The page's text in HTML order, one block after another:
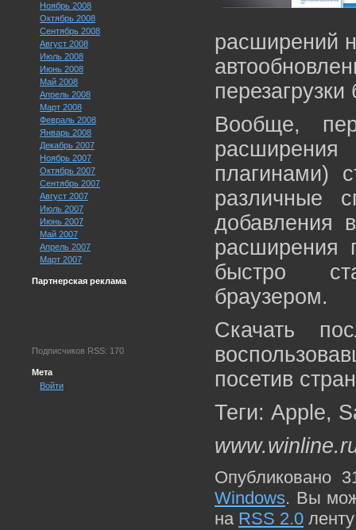
Ноябрь 2008
Октябрь 2008
Сентябрь 2008
Август 2008
Июль 2008
Июнь 2008
Май 2008
Апрель 2008
Март 2008
Февраль 2008
Январь 2008
Декабрь 2007
Ноябрь 2007
Октябрь 2007
Сентябрь 2007
Август 2007
Июль 2007
Июнь 2007
Май 2007
Апрель 2007
Март 2007
Партнерская реклама
Подписчиков RSS: 170
Мета
Войти
расширений
Вообще,
расширения
плагинами)
различные
добавления
расширения
быстро
браузером.
Скачать
посетив
Теги: Apple,
Опубликовано
Windows. Вы
на RSS 2.0